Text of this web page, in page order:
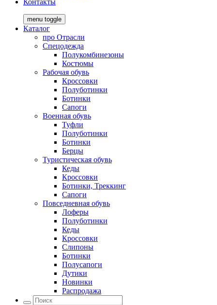
Контакты
menu toggle
Каталог
про Отрасли
Спецодежда
Полукомбинезоны
Костюмы
Рабочая обувь
Кроссовки
Полуботинки
Ботинки
Сапоги
Военная обувь
Туфли
Полуботинки
Ботинки
Берцы
Туристическая обувь
Кеды
Кроссовки
Ботинки, Треккинг
Сапоги
Повседневная обувь
Лоферы
Полуботинки
Кеды
Кроссовки
Слипоны
Ботинки
Полусапоги
Дутики
Новинки
Распродажа